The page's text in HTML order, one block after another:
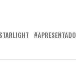
APRESENTADO